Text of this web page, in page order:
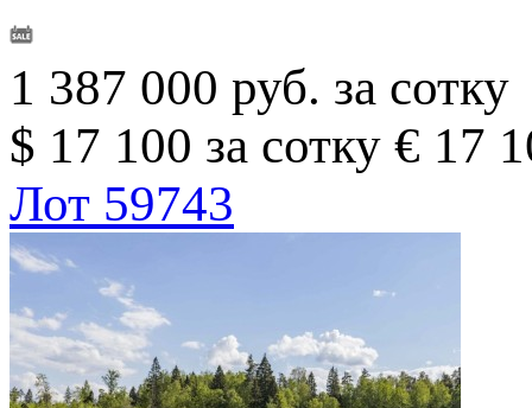
1 387 000 руб. за сотку
$ 17 100 за сотку € 17
Лот 59743